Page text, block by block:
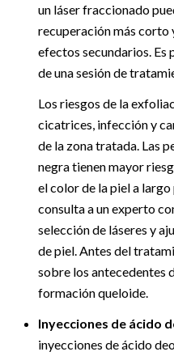
un láser fraccionado
recuperación más corto
efectos secundarios. Es
de una sesión de
Los riesgos de la
cicatrices, infección y
de la zona tratada. Las
negra tienen mayor
el color de la piel a largo
consulta a un experto
selección de láseres y
de piel. Antes del
sobre los antecedentes
formación queloide.
Inyecciones de ácido
inyecciones de ácido